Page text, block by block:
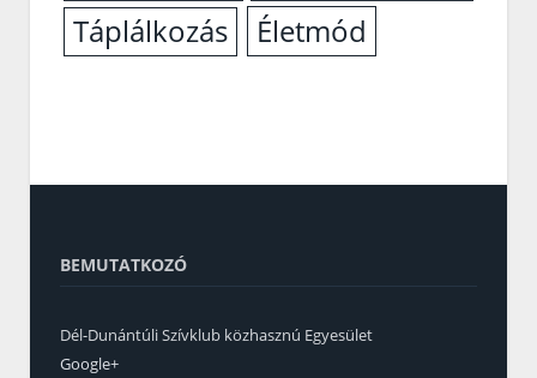
Táplálkozás Életmód
BEMUTATKOZÓ
Dél-Dunántúli Szívklub közhasznú Egyesület
Google+